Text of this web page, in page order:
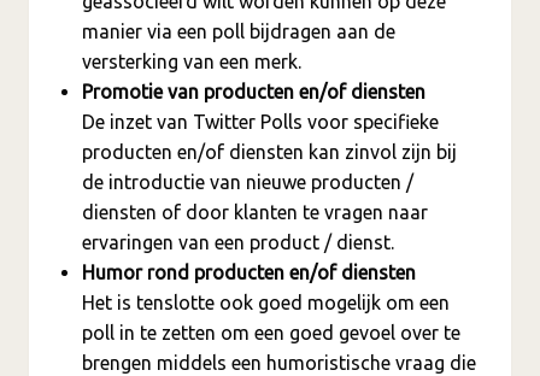
manier via een poll bijdragen aan de
versterking van een merk.
Promotie van producten en/of diensten
De inzet van Twitter Polls voor specifieke
producten en/of diensten kan zinvol zijn bij
de introductie van nieuwe producten /
diensten of door klanten te vragen naar
ervaringen van een product / dienst.
Humor rond producten en/of diensten
Het is tenslotte ook goed mogelijk om een
poll in te zetten om een goed gevoel over te
brengen middels een humoristische vraag die